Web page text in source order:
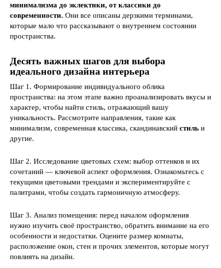
минимализма до эклектики, от классики до
современности. Они все описаны дерзкими терминами,
которые мало что рассказывают о внутреннем состоянии
пространства.
Десять важных шагов для выбора
идеального дизайна интерьера
Шаг 1. Формирование индивидуального облика
пространства: на этом этапе важно проанализировать вкусы и
характер, чтобы найти стиль, отражающий вашу
уникальность. Рассмотрите направления, такие как
минимализм, современная классика, скандинавский стиль и
другие.
Шаг 2. Исследование цветовых схем: выбор оттенков и их
сочетаний — ключевой аспект оформления. Ознакомьтесь с
текущими цветовыми трендами и экспериментируйте с
палитрами, чтобы создать гармоничную атмосферу.
Шаг 3. Анализ помещения: перед началом оформления
нужно изучить своё пространство, обратить внимание на его
особенности и недостатки. Оцените размер комнаты,
расположение окон, стен и прочих элементов, которые могут
повлиять на дизайн.